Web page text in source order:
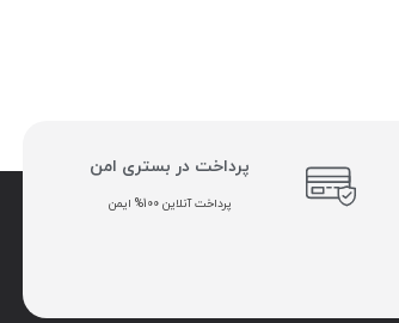
پرداخت در بستری امن
پرداخت آنلاین 100% ایمن